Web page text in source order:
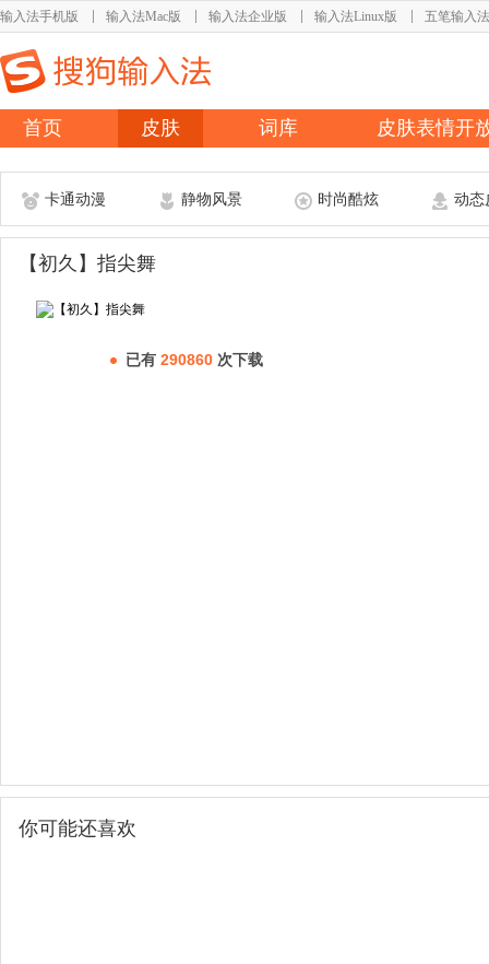
输入法手机版 输入法Mac版 输入法企业版 输入法Linux版 五笔输入法
首页 皮肤 词库 皮肤表情开
卡通动漫 静物风景 时尚酷炫 动态
【初久】指尖舞
已有 290860 次下载
你可能还喜欢